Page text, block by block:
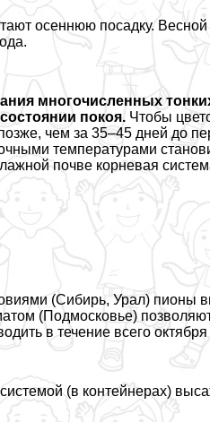
осеннюю посадку.
многочисленных
покоя. Чтобы
чем за 35–45 дней до
температурами
почве корневая
(Сибирь, Урал) пионы
(Подмосковье)
в течение всего
(в контейнерах)